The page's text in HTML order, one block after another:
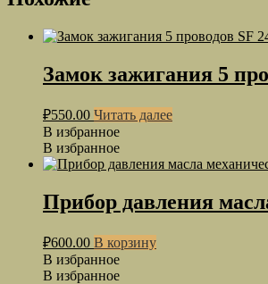
Замок зажигания 5
₽550.00 Читать далее
В избранное
В избранное
Прибор давления
₽600.00 В корзину
В избранное
В избранное